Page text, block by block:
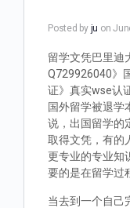
Posted by ju on
留学文凭巴里迪
Q729926040》
证》真实wse认
国外留学被退学
说，出国留学的
取得文凭，有的
更专业的专业知
要的是在留学过
当去到一个自己